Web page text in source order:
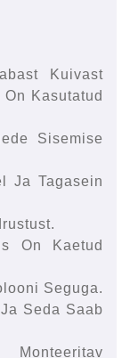
Kuivast
Kasutatud
Sisemise
Ja Tagasein
On Kaetud
Seguga.
Seda Saab